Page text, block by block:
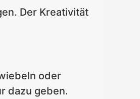
Der Kreativität
oder
dazu geben.